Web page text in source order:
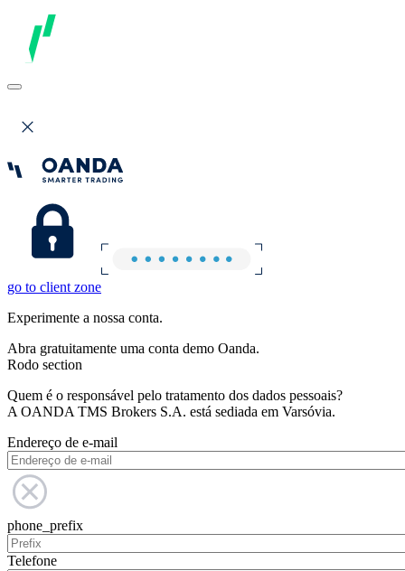
go to client zone
Experimente a nossa conta.
Abra gratuitamente uma conta demo Oanda.
Rodo section
Quem é o responsável pelo tratamento dos dados pessoais?
A OANDA TMS Brokers S.A. está sediada em Varsóvia.
Endereço de e-mail
phone_prefix
Telefone